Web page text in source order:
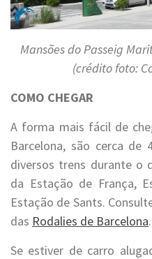
Mansões do Passeig
(crédito foto:
COMO CHEGAR
A forma mais fácil de
Barcelona, são cerca de
diversos trens durante o
da Estação de França,
Estação de Sants.
das Rodalies de Barcelona.
Se estiver de carro